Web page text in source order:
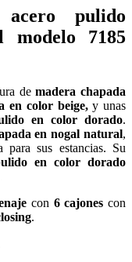
acero pulido
modelo 7185
demadera chapada
en color beige,y unas
en color dorado.
en nogal natural,
sus estancias. Su
en color dorado
con 6 cajones con
.